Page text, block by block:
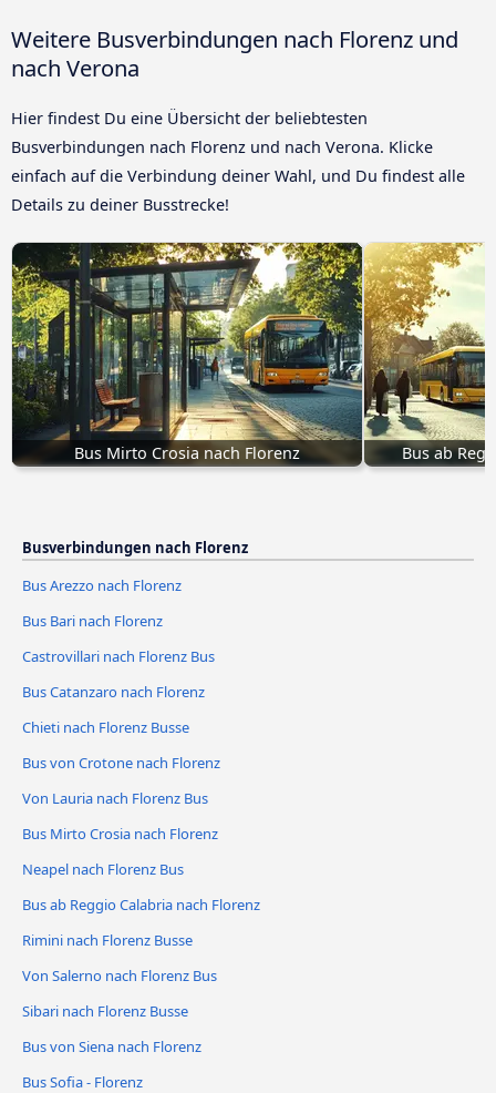
Weitere Busverbindungen nach Florenz und
nach Verona
Hier findest Du eine Übersicht der beliebtesten
Busverbindungen nach Florenz und nach Verona. Klicke
einfach auf die Verbindung deiner Wahl, und Du findest alle
Details zu deiner Busstrecke!
Bus Mirto Crosia nach Florenz Bus ab
Busverbindungen nach Florenz
Bus Arezzo nach Florenz
Bus Bari nach Florenz
Castrovillari nach Florenz Bus
Bus Catanzaro nach Florenz
Chieti nach Florenz Busse
Bus von Crotone nach Florenz
Von Lauria nach Florenz Bus
Bus Mirto Crosia nach Florenz
Neapel nach Florenz Bus
Bus ab Reggio Calabria nach Florenz
Rimini nach Florenz Busse
Von Salerno nach Florenz Bus
Sibari nach Florenz Busse
Bus von Siena nach Florenz
Bus Sofia - Florenz